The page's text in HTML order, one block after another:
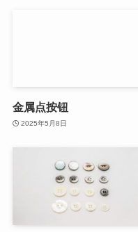
金属点按钮
2025年5月8日